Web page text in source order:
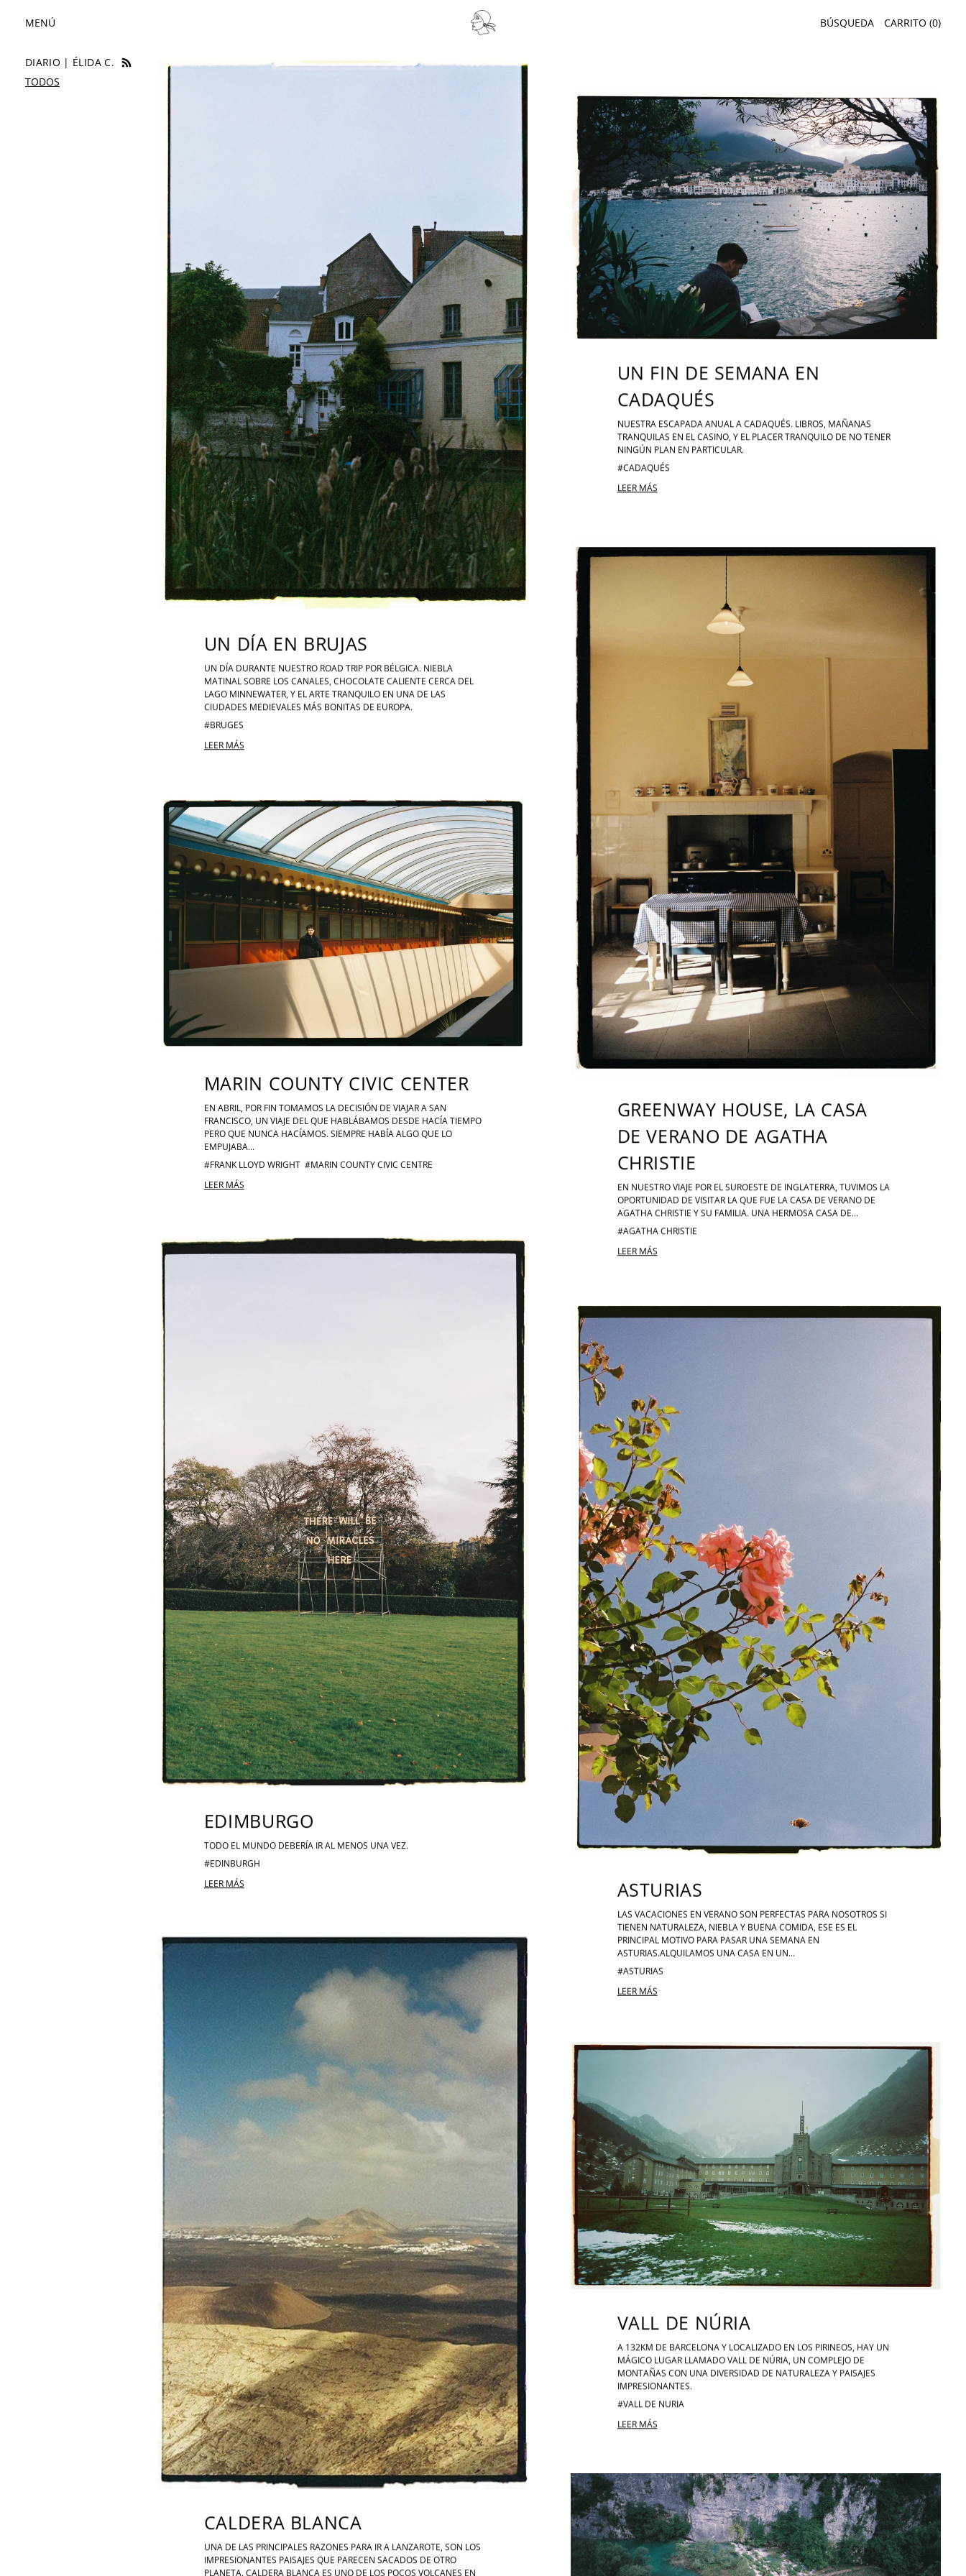
MENÚ BÚSQUEDA CARRITO (0)
DIARIO | ÉLIDA C.
TODOS
UN DÍA EN BRUJAS
UN DÍA EN BRUJAS
UN DÍA DURANTE NUESTRO ROAD TRIP POR BÉLGICA. NIEBLA
MATINAL SOBRE LOS CANALES, CHOCOLATE CALIENTE CERCA DEL
LAGO MINNEWATER, Y EL ARTE TRANQUILO EN UNA DE LAS
CIUDADES MEDIEVALES MÁS BONITAS DE EUROPA.
#BRUGES
LEER MÁS
MARIN COUNTY CIVIC CENTER
MARIN COUNTY CIVIC CENTER
EN ABRIL, POR FIN TOMAMOS LA DECISIÓN DE VIAJAR A SAN
FRANCISCO, UN VIAJE DEL QUE HABLÁBAMOS DESDE HACÍA TIEMPO
PERO QUE NUNCA HACÍAMOS. SIEMPRE HABÍA ALGO QUE LO
EMPUJABA...
#FRANK LLOYD WRIGHT #MARIN COUNTY CIVIC CENTRE
LEER MÁS
EDIMBURGO
EDIMBURGO
TODO EL MUNDO DEBERÍA IR AL MENOS UNA VEZ.
#EDINBURGH
LEER MÁS
CALDERA BLANCA
CALDERA BLANCA
UNA DE LAS PRINCIPALES RAZONES PARA IR A LANZAROTE, SON LOS
IMPRESIONANTES PAISAJES QUE PARECEN SACADOS DE OTRO
PLANETA. CALDERA BLANCA ES UNO DE LOS POCOS VOLCANES EN
UN FIN DE SEMANA EN CADAQUÉS
UN FIN DE SEMANA EN
CADAQUÉS
NUESTRA ESCAPADA ANUAL A CADAQUÉS. LIBROS, MAÑANAS
TRANQUILAS EN EL CASINO, Y EL PLACER TRANQUILO DE NO TENER
NINGÚN PLAN EN PARTICULAR.
#CADAQUÉS
LEER MÁS
GREENWAY HOUSE, LA CASA DE VERANO DE AGATHA CHRISTIE
GREENWAY HOUSE, LA CASA
DE VERANO DE AGATHA
CHRISTIE
EN NUESTRO VIAJE POR EL SUROESTE DE INGLATERRA, TUVIMOS LA
OPORTUNIDAD DE VISITAR LA QUE FUE LA CASA DE VERANO DE
AGATHA CHRISTIE Y SU FAMILIA. UNA HERMOSA CASA DE...
#AGATHA CHRISTIE
LEER MÁS
ASTURIAS
ASTURIAS
LAS VACACIONES EN VERANO SON PERFECTAS PARA NOSOTROS SI
TIENEN NATURALEZA, NIEBLA Y BUENA COMIDA, ESE ES EL
PRINCIPAL MOTIVO PARA PASAR UNA SEMANA EN
ASTURIAS.ALQUILAMOS UNA CASA EN UN...
#ASTURIAS
LEER MÁS
VALL DE NÚRIA
VALL DE NÚRIA
A 132KM DE BARCELONA Y LOCALIZADO EN LOS PIRINEOS, HAY UN
MÁGICO LUGAR LLAMADO VALL DE NÚRIA, UN COMPLEJO DE
MONTAÑAS CON UNA DIVERSIDAD DE NATURALEZA Y PAISAJES
IMPRESIONANTES.
#VALL DE NURIA
LEER MÁS
PLITVICE